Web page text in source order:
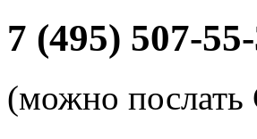
7 (495) 507-
(можно